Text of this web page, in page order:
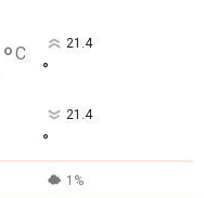
°C 21.4
°
21.4
°
1%